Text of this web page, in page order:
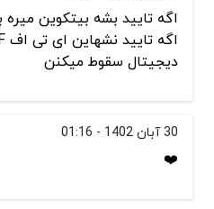
دیجیتال سقوط میکنن
30 آبان 1402 - 01:16
❤️